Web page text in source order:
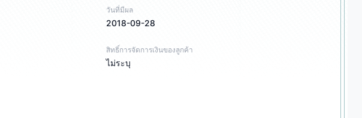
วันที่มีผล
2018-09-28
สิทธิ์การจัดการเงินของลูกค้า
ไม่ระบุ